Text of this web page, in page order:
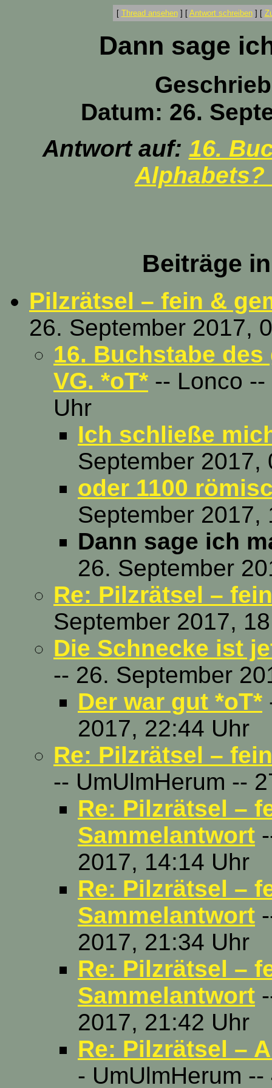
[ Thread ansehen] [ Antwort schreiben] [
Dann sage
Datum: 26.
Antwort auf: 16.
Alphabets?
Beiträge
Pilzrätsel – fein &
26. September 2017,
16. Buchstabe
VG. *oT* -- Lonco
Uhr
Ich schließe
September 2017,
oder 1100
September 2017,
Dann sage ich
26. September
Re: Pilzrätsel –
September 2017,
Die Schnecke ist
-- 26. September
Der war gut *oT*
2017, 22:44 Uhr
Re: Pilzrätsel –
-- UmUlmHerum --
Re: Pilzrätsel –
Sammelantwort
2017, 14:14 Uhr
Re: Pilzrätsel –
Sammelantwort
2017, 21:34 Uhr
Re: Pilzrätsel –
Sammelantwort
2017, 21:42 Uhr
Re: Pilzrätsel –
- UmUlmHerum